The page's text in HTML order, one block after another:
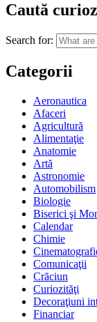
Caută
Search for:
Categorii
Aeronautica
Afaceri
Agricultură
Alimentaţie
Anatomie
Artă
Astronomie
Automobilism
Biologie
Biserici şi
Calendar
Chimie
Comunicaţii
Crăciun
Curiozităţi
Decoraţiuni
Financiar